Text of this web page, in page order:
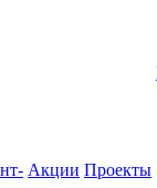
Акции Проекты